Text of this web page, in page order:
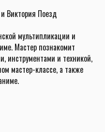
Виктория Поезд
мультипликации и
Мастер познакомит
инструментами и техникой,
мастер-классе, а также